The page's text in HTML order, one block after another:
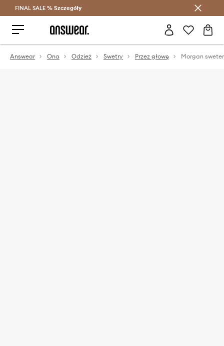
Oszczędzaj z Answear Club >
FINAL SALE % Szczegóły
Answear Ona Odzież Swetry Przez głowę Morgan sweter